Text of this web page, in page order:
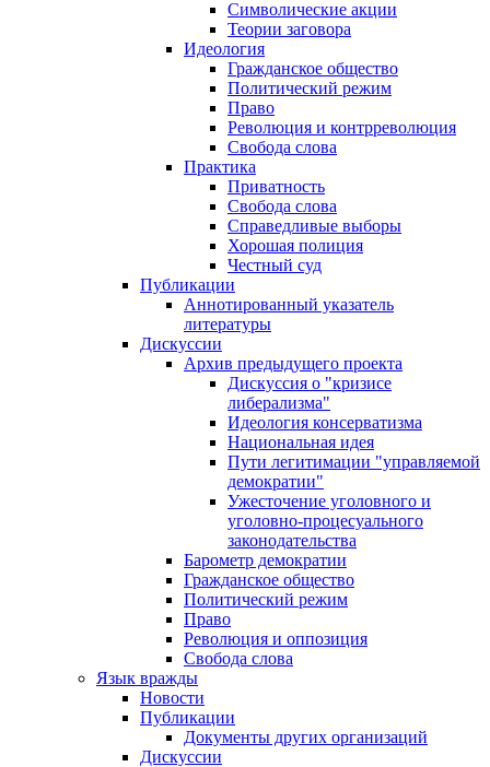
Символические акции
Теории заговора
Идеология
Гражданское общество
Политический режим
Право
Революция и контрреволюция
Свобода слова
Практика
Приватность
Свобода слова
Справедливые выборы
Хорошая полиция
Честный суд
Публикации
Аннотированный указатель
литературы
Дискуссии
Архив предыдущего проекта
Дискуссия о "кризисе
либерализма"
Идеология консерватизма
Национальная идея
Пути легитимации "управляемой
демократии"
Ужесточение уголовного и
уголовно-процесуального
законодательства
Барометр демократии
Гражданское общество
Политический режим
Право
Революция и оппозиция
Свобода слова
Язык вражды
Новости
Публикации
Документы других организаций
Дискуссии